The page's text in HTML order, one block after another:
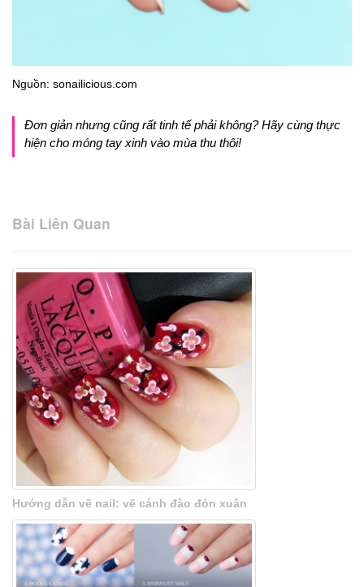
Nguồn: sonailicious.com
Đơn giản nhưng cũng rất tinh tế phải không? Hãy cùng thực
hiện cho móng tay xinh vào mùa thu thôi!
Bài Liên Quan
Hướng dẫn vẽ nail: vẽ cánh đào đón xuân